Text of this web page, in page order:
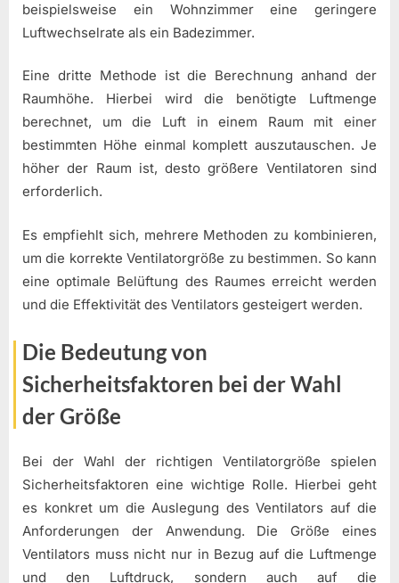
beispielsweise ein Wohnzimmer eine geringere
Luftwechselrate als ein Badezimmer.
Eine dritte Methode ist die Berechnung anhand der
Raumhöhe. Hierbei wird die benötigte Luftmenge
berechnet, um die Luft in einem Raum mit einer
bestimmten Höhe einmal komplett auszutauschen. Je
höher der Raum ist, desto größere Ventilatoren sind
erforderlich.
Es empfiehlt sich, mehrere Methoden zu kombinieren,
um die korrekte Ventilatorgröße zu bestimmen. So kann
eine optimale Belüftung des Raumes erreicht werden
und die Effektivität des Ventilators gesteigert werden.
Die Bedeutung von
Sicherheitsfaktoren bei der Wahl
der Größe
Bei der Wahl der richtigen Ventilatorgröße spielen
Sicherheitsfaktoren eine wichtige Rolle. Hierbei geht
es konkret um die Auslegung des Ventilators auf die
Anforderungen der Anwendung. Die Größe eines
Ventilators muss nicht nur in Bezug auf die Luftmenge
und den Luftdruck, sondern auch auf die